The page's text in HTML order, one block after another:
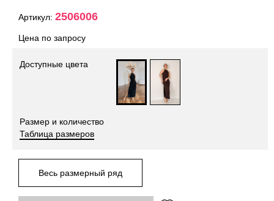
Артикул: 2506006
Цена по запросу
Доступные цвета
Размер и количество
Таблица размеров
Весь размерный ряд